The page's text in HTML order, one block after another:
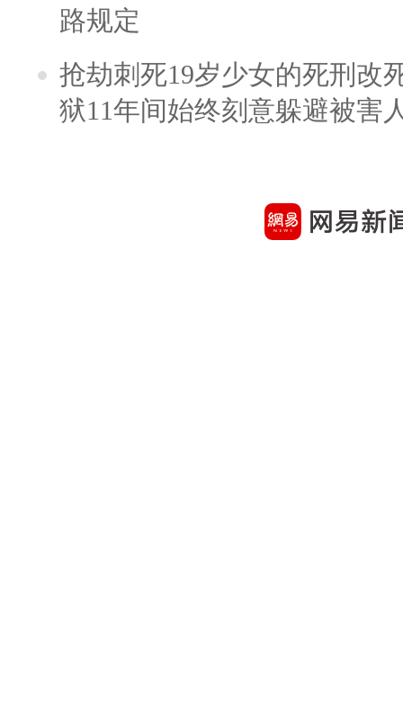
路规定
抢劫刺死19岁少女的死刑改
狱11年间始终刻意躲避被害